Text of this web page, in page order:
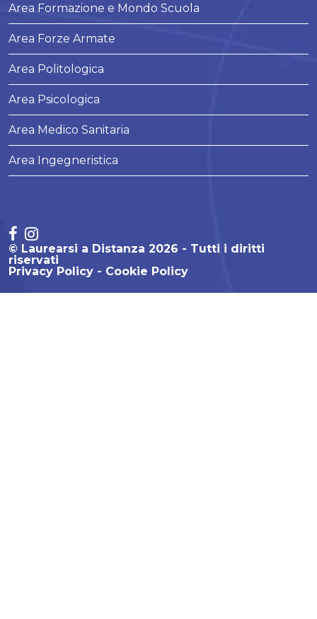
Area Formazione e Mondo Scuola
Area Forze Armate
Area Politologica
Area Psicologica
Area Medico Sanitaria
Area Ingegneristica
© Laurearsi a Distanza 2026 - Tutti i diritti
riservati
Privacy Policy
Cookie Policy